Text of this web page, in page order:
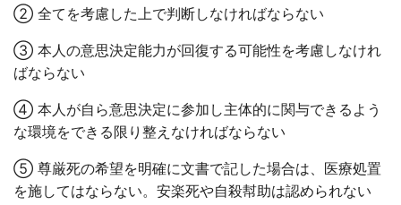
② 全てを考慮した上で判断しなければならない
③ 本人の意思決定能力が回復する可能性を考慮しなけれ
ばならない
④ 本人が自ら意思決定に参加し主体的に関与できるよう
な環境をできる限り整えなければならない
⑤ 尊厳死の希望を明確に文書で記した場合は、医療処置
を施してはならない。安楽死や自殺幇助は認められない